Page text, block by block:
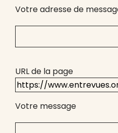
Votre adresse de
URL de la page
Votre message